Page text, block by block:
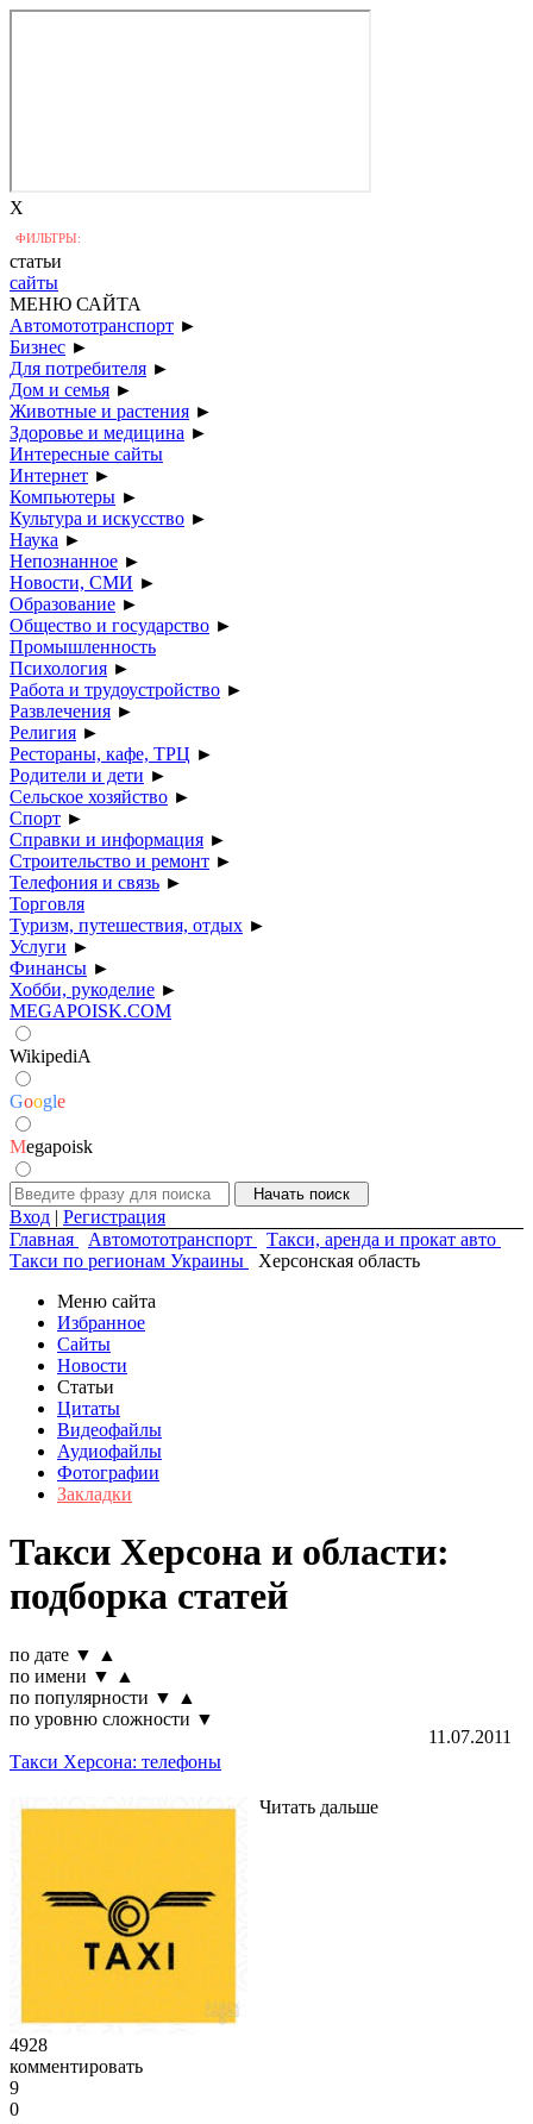
X
ФИЛЬТРЫ:
статьи
сайты
МЕНЮ САЙТА
Автомототранспорт ►
Бизнес ►
Для потребителя ►
Дом и семья ►
Животные и растения ►
Здоровье и медицина ►
Интересные сайты
Интернет ►
Компьютеры ►
Культура и искусство ►
Наука ►
Непознанное ►
Новости, СМИ ►
Образование ►
Общество и государство ►
Промышленность
Психология ►
Работа и трудоустройство ►
Развлечения ►
Религия ►
Рестораны, кафе, ТРЦ ►
Родители и дети ►
Сельское хозяйство ►
Спорт ►
Справки и информация ►
Строительство и ремонт ►
Телефония и связь ►
Торговля
Туризм, путешествия, отдых ►
Услуги ►
Финансы ►
Хобби, рукоделие ►
MEGAPOISK.COM
WikipediA
Google
Megapoisk
Вход | Регистрация
Главная
Автомототранспорт
Такси, аренда и прокат авто
Такси по регионам Украины
Херсонская область
Меню сайта
Избранное
Сайты
Новости
Статьи
Цитаты
Видеофайлы
Аудиофайлы
Фотографии
Закладки
Такси Херсона и области:
подборка статей
по дате ▼
▲
по имени ▼
▲
по популярности ▼
▲
по уровню сложности ▼
11.07.2011
Такси Херсона: телефоны
Читать дальше
4928
комментировать
9
0